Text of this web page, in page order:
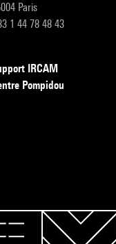
Paris
1 44 78 48 43
IRCAM
Pompidou